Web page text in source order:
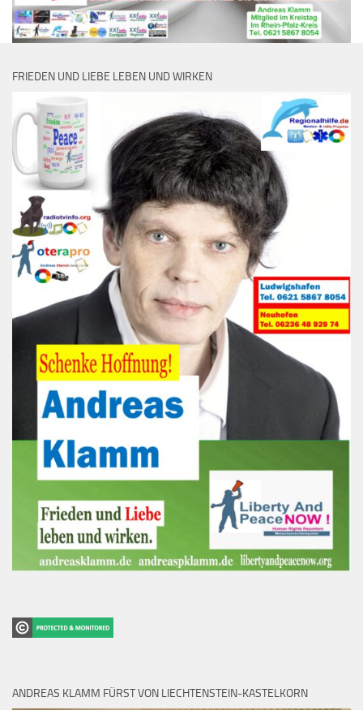
FRIEDEN UND LIEBE LEBEN UND WIRKEN
ANDREAS KLAMM FÜRST VON LIECHTENSTEIN-KASTELKORN